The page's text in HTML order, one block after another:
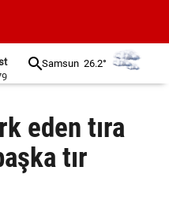
Samsun 26.2°
eden tıra
tır